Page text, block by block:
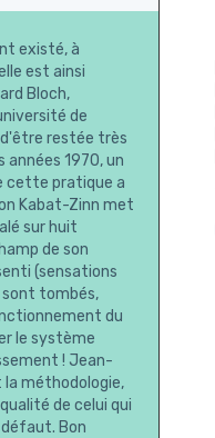
existé, à
est ainsi
Bloch,
de
restée très
1970, un
cette pratique a
Kabat-Zinn met
sur huit
de son
(sensations
sont tombés,
du
le système
! Jean-
méthodologie,
de celui qui
Bon